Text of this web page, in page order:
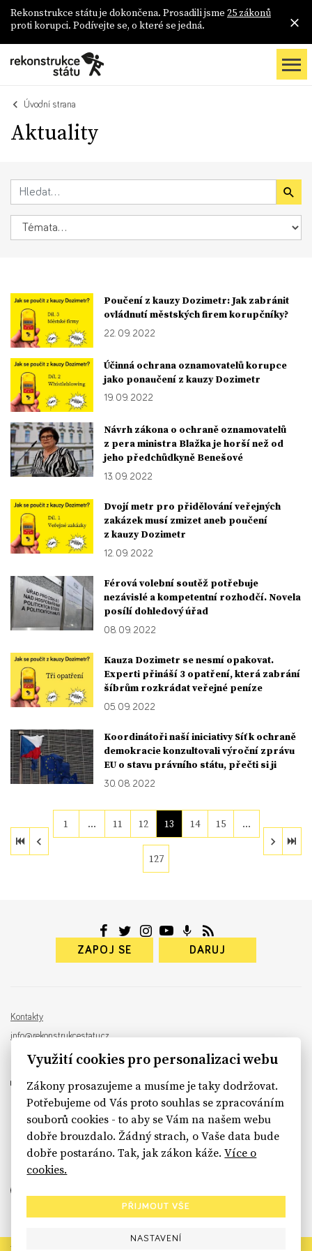
Rekonstrukce státu je dokončena. Prosadili jsme 25 zákonů
proti korupci. Podívejte se, o které se jedná.
Úvodní strana
Aktuality
Poučení z kauzy Dozimetr: Jak zabránit
ovládnutí městských firem korupčníky?
22. 09. 2022
Účinná ochrana oznamovatelů korupce
jako ponaučení z kauzy Dozimetr
19. 09. 2022
Návrh zákona o ochraně oznamovatelů
z pera ministra Blažka je horší než od
jeho předchůdkyně Benešové
13. 09. 2022
Dvojí metr pro přidělování veřejných
zakázek musí zmizet aneb poučení
z kauzy Dozimetr
12. 09. 2022
Férová volební soutěž potřebuje
nezávislé a kompetentní rozhodčí. Novela
posílí dohledový úřad
08. 09. 2022
Kauza Dozimetr se nesmí opakovat.
Experti přináší 3 opatření, která zabrání
šíbrům rozkrádat veřejné peníze
05. 09. 2022
Koordinátoři naší iniciativy Síť k ochraně
demokracie konzultovali výroční zprávu
EU o stavu právního státu, přečti si ji
30. 08. 2022
1 … 11 12 13 14 15 …
127
ZAPOJ SE DARUJ
Kontakty
info@rekonstrukcestatu.cz
Návrh a vývoj: Sinfin , ilustrace:
sinfin.digital
Využití cookies pro personalizaci webu
Zákony prosazujeme a musíme je taky dodržovat.
Potřebujeme od Vás proto souhlas se zpracováním
souborů cookies - to aby se Vám na našem webu
dobře brouzdalo. Žádný strach, o Vaše data bude
dobře postaráno. Tak, jak zákon káže.Více o
cookies.
PŘIJMOUT VŠE
NASTAVENÍ